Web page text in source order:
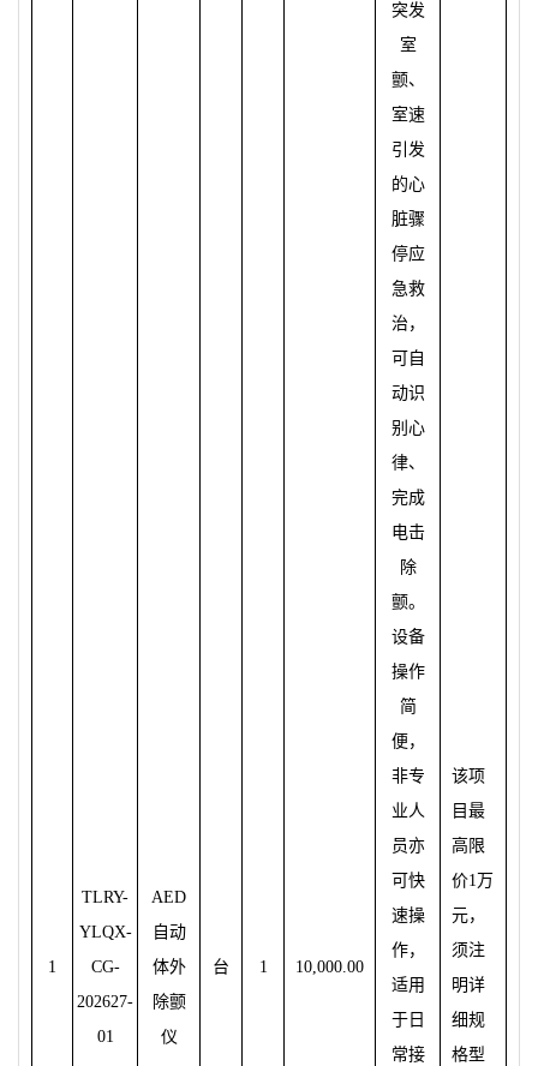
1
TLRY-
YLQX-
CG-
202627-
01
AED
自 动
体外
除颤
仪
台 1 10,000.00
突发
室
颤、
室速
引 发
的心
脏骤
停应
急救
治，
可自
动识
别 心
律、
完成
电击
除
颤。
设备
操作
简
便，
非专
业人
员亦
可快
速操
作，
适用
于日
常接
该项
目最
高限
价1 万
元，
须注
明详
细规
格型